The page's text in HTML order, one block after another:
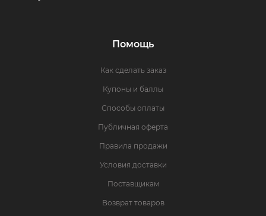
Помощь
Как сделать заказ
Купоны и баллы
Способы оплаты
Публичная оферта
Правила продажи
Условия доставки
Поставщикам
Возврат товаров